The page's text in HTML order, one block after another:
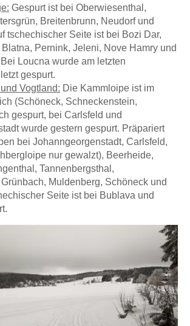
Gespurt ist bei Oberwiesenthal,
Breitenbrunn, Neudorf und
tschechischer Seite ist bei Bozi Dar,
Pernink, Jeleni, Nove Hamry und
Loucna wurde am letzten
gespurt.
Vogtland: Die Kammloipe ist im
(Schöneck, Schneckenstein,
gespurt, bei Carlsfeld und
wurde gestern gespurt. Präpariert
bei Johanngeorgenstadt, Carlsfeld,
nur gewalzt), Beerheide,
Tannenbergsthal,
Muldenberg, Schöneck und
Seite ist bei Bublava und